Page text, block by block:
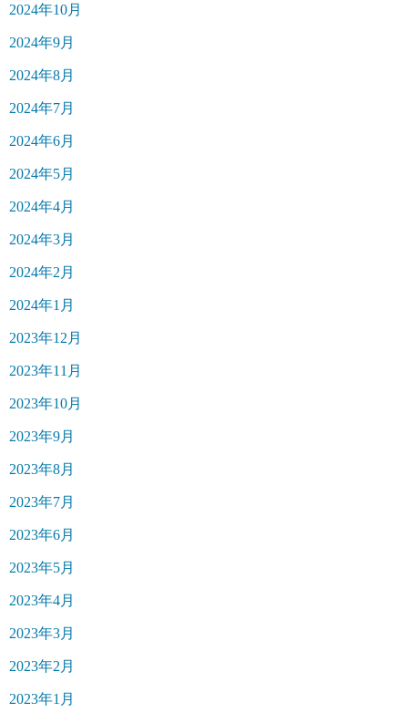
2024年10月
2024年9月
2024年8月
2024年7月
2024年6月
2024年5月
2024年4月
2024年3月
2024年2月
2024年1月
2023年12月
2023年11月
2023年10月
2023年9月
2023年8月
2023年7月
2023年6月
2023年5月
2023年4月
2023年3月
2023年2月
2023年1月